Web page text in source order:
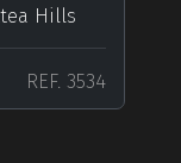
Hills
REF. 3534